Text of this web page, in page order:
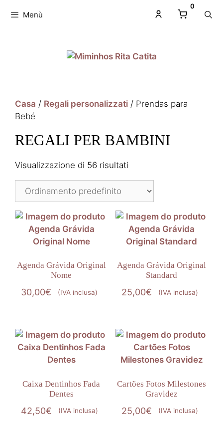
0
Menù
Casa / Regali personalizzati / Prendas para
Bebé
REGALI PER BAMBINI
Visualizzazione di 56 risultati
Agenda Grávida Original
Nome
30,00€ (IVA inclusa)
Agenda Grávida Original
Standard
25,00€ (IVA inclusa)
Caixa Dentinhos Fada
Dentes
42,50€ (IVA inclusa)
Cartões Fotos Milestones
Gravidez
25,00€ (IVA inclusa)